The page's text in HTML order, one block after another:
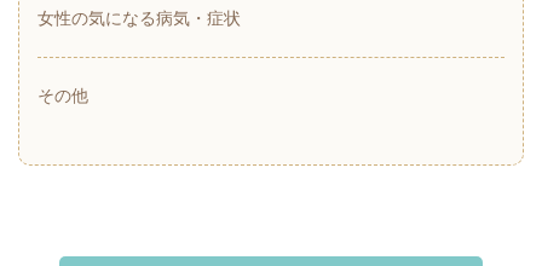
女性の気になる病気・症状
その他